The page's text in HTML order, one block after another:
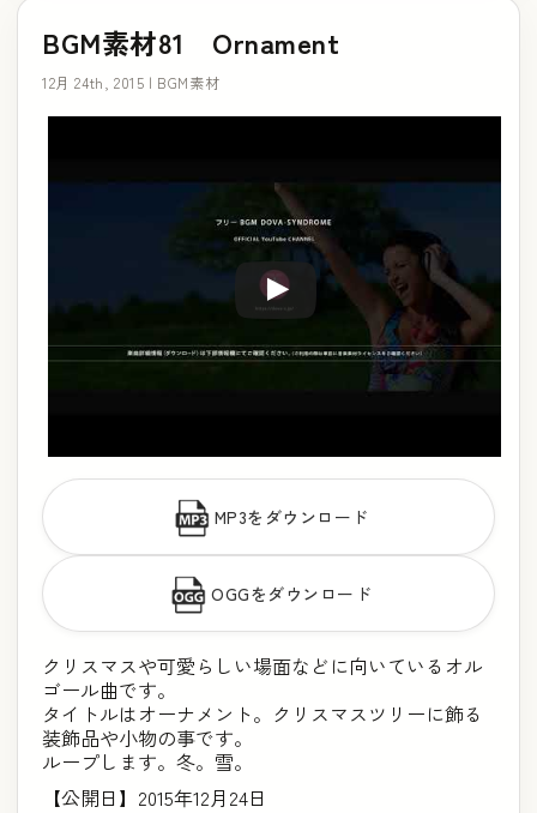
BGM素材81 Ornament
12月 24th, 2015 | BGM素材
MP3をダウンロード
OGGをダウンロード
クリスマスや可愛らしい場面などに向いているオル
ゴール曲です。
タイトルはオーナメント。クリスマスツリーに飾る
装飾品や小物の事です。
ループします。冬。雪。
【公開日】2015年12月24日